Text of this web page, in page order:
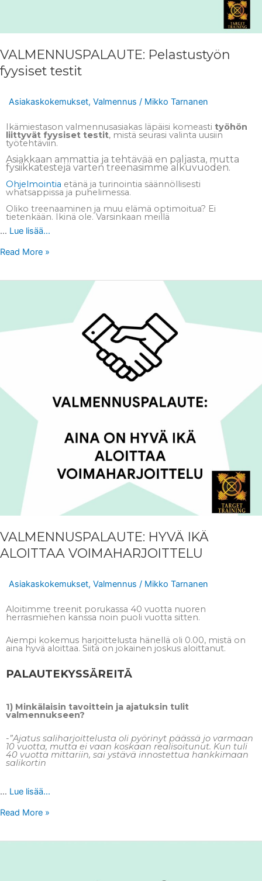
VALMENNUSPALAUTE: Pelastustyön
fyysiset testit
Asiakaskokemukset, Valmennus / Mikko Tarnanen
Ikämiestason valmennusasiakas läpäisi komeasti työhön
liittyvät fyysiset testit, mistä seurasi valinta uusiin
työtehtäviin.
Asiakkaan ammattia ja tehtävää en paljasta, mutta
fysiikkatestejä varten treenasimme alkuvuoden.
Ohjelmointia etänä ja turinointia säännöllisesti
whatsappissa ja puhelimessa.
Oliko treenaaminen ja muu elämä optimoitua? Ei
tietenkään. Ikinä ole. Varsinkaan meillä
… Lue lisää...
Read More »
VALMENNUSPALAUTE: HYVÄ IKÄ
ALOITTAA VOIMAHARJOITTELU
Asiakaskokemukset, Valmennus / Mikko Tarnanen
Aloitimme treenit porukassa 40 vuotta nuoren
herrasmiehen kanssa noin puoli vuotta sitten.
Aiempi kokemus harjoittelusta hänellä oli 0.00, mistä on
aina hyvä aloittaa. Siitä on jokainen joskus aloittanut.
PALAUTEKYSSÄREITÄ
1) Minkälaisin tavoittein ja ajatuksin tulit
valmennukseen?
-”Ajatus saliharjoittelusta oli pyörinyt päässä jo varmaan
10 vuotta, mutta ei vaan koskaan realisoitunut. Kun tuli
40 vuotta mittariin, sai ystävä innostettua hankkimaan
salikortin
… Lue lisää...
VALMENNUSPALAUTE:
VOIMAHARJOITTELU
Read More »